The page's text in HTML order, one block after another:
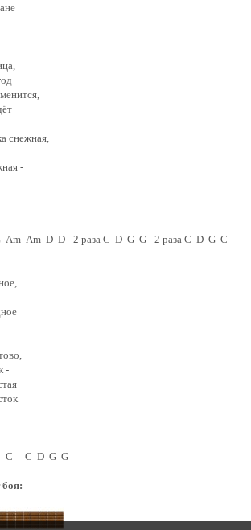
снежная,
-
Am D D - 2 раза C D G G - 2 раза C D G C
-
C C D G G